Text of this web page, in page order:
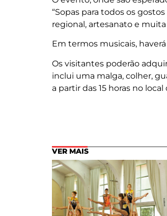
“Sopas para todos os
regional, artesanato e muita
Em termos musicais,
Os visitantes poderão
inclui uma malga, colher,
a partir das 15 horas no
VER MAIS